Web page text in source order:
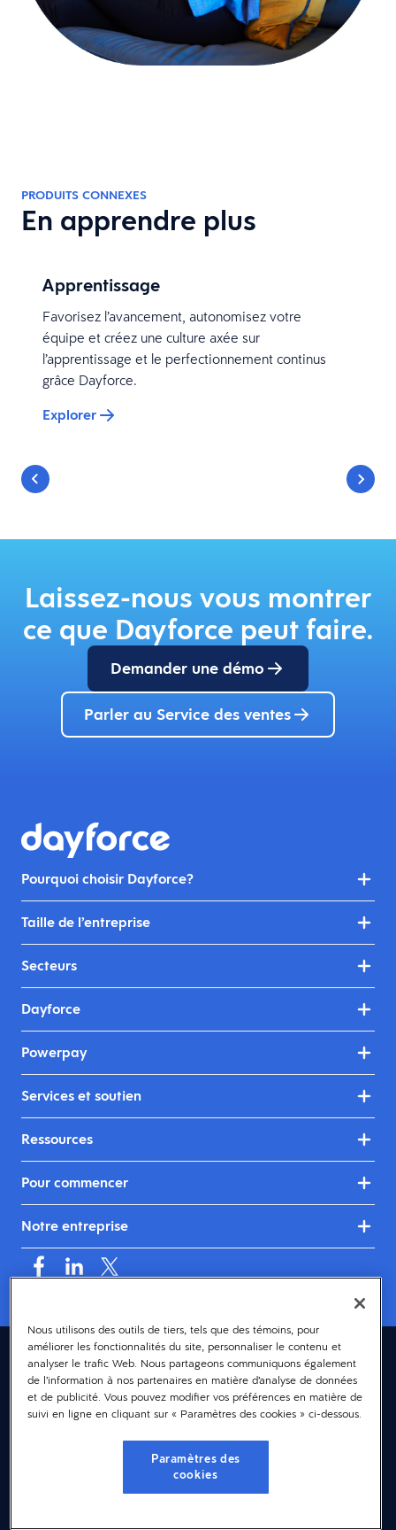
PRODUITS CONNEXES
En apprendre plus
Apprentissage
Favorisez l’avancement, autonomisez votre
équipe et créez une culture axée sur
l’apprentissage et le perfectionnement continus
grâce Dayforce.
Explorer
Laissez-nous vous montrer
ce que Dayforce peut faire.
Demander une démo
Parler au Service des ventes
Pourquoi choisir Dayforce?
Taille de l’entreprise
Secteurs
Dayforce
Powerpay
Services et soutien
Ressources
Pour commencer
Notre entreprise
Canada (français)
© 2026 Dayforce
Confidentialité
Modalités et conditions
Accessibilité
Avis sur les témoins
Nous utilisons des outils de tiers, tels que des témoins, pour
améliorer les fonctionnalités du site, personnaliser le contenu et
analyser le trafic Web. Nous partageons communiquons également
de l’information à nos partenaires en matière d’analyse de données
et de publicité. Vous pouvez modifier vos préférences en matière de
suivi en ligne en cliquant sur « Paramètres des cookies » ci-dessous.
Paramètres des
cookies